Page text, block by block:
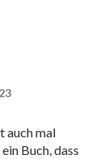
auch mal
Buch, dass